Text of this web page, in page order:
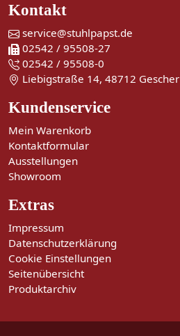
Kontakt
service@stuhlpapst.de
02542 / 95508-27
02542 / 95508-0
Liebigstraße 14, 48712 Gescher
Kundenservice
Mein Warenkorb
Kontaktformular
Ausstellungen
Showroom
Extras
Impressum
Datenschutzerklärung
Cookie Einstellungen
Seitenübersicht
Produktarchiv